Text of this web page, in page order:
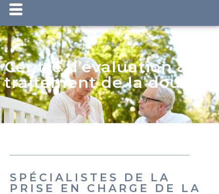
Centre d’évaluation & de
traitement de la douleur
SPÉCIALISTES DE LA
PRISE EN CHARGE DE LA